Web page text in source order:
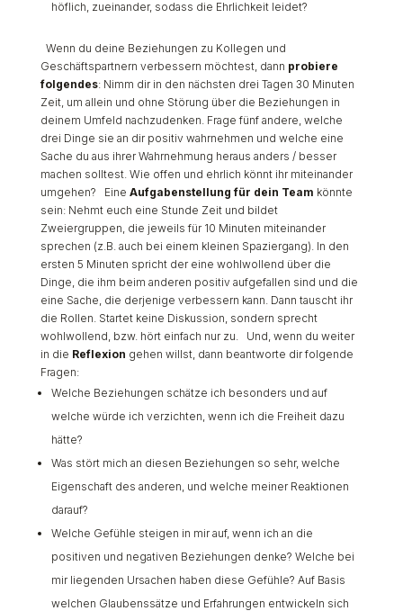
höflich, zueinander, sodass die Ehrlichkeit leidet?
Wenn du deine Beziehungen zu Kollegen und
Geschäftspartnern verbessern möchtest, dann probiere
folgendes: Nimm dir in den nächsten drei Tagen 30 Minuten
Zeit, um allein und ohne Störung über die Beziehungen in
deinem Umfeld nachzudenken. Frage fünf andere, welche
drei Dinge sie an dir positiv wahrnehmen und welche eine
Sache du aus ihrer Wahrnehmung heraus anders / besser
machen solltest. Wie offen und ehrlich könnt ihr miteinander
umgehen? Eine Aufgabenstellung für dein Team könnte
sein: Nehmt euch eine Stunde Zeit und bildet
Zweiergruppen, die jeweils für 10 Minuten miteinander
sprechen (z.B. auch bei einem kleinen Spaziergang). In den
ersten 5 Minuten spricht der eine wohlwollend über die
Dinge, die ihm beim anderen positiv aufgefallen sind und die
eine Sache, die derjenige verbessern kann. Dann tauscht ihr
die Rollen. Startet keine Diskussion, sondern sprecht
wohlwollend, bzw. hört einfach nur zu.Und, wenn du weiter
in die Reflexion gehen willst, dann beantworte dir folgende
Fragen:
Welche Beziehungen schätze ich besonders und auf
welche würde ich verzichten, wenn ich die Freiheit dazu
hätte?
Was stört mich an diesen Beziehungen so sehr, welche
Eigenschaft des anderen, und welche meiner Reaktionen
darauf?
Welche Gefühle steigen in mir auf, wenn ich an die
positiven und negativen Beziehungen denke? Welche bei
mir liegenden Ursachen haben diese Gefühle? Auf Basis
welchen Glaubenssätze und Erfahrungen entwickeln sich